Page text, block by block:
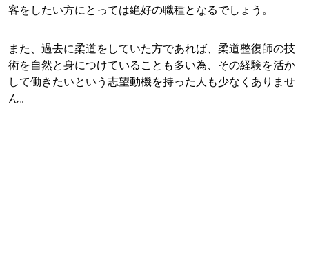
客をしたい方にとっては絶好の職種となるでしょう。
また、過去に柔道をしていた方であれば、柔道整復師の技
術を自然と身につけていることも多い為、その経験を活か
して働きたいという志望動機を持った人も少なくありませ
ん。